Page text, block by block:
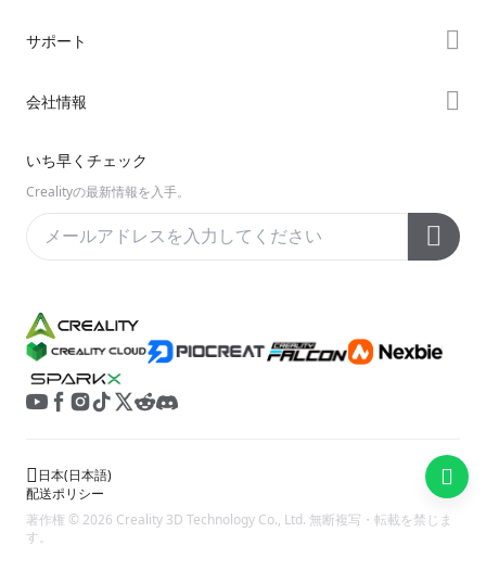
K2シリーズ
Discord
サポート
ヘルプ
ビデオ
アフターサービス
会社情報
お問い合わせ
いち早くチェック
Crealityの最新情報を入手。
配送ポリシー
日本(日本語)
著作権 © 2026 Creality 3D Technology Co., Ltd. 無断複写・転載を禁じま
す。